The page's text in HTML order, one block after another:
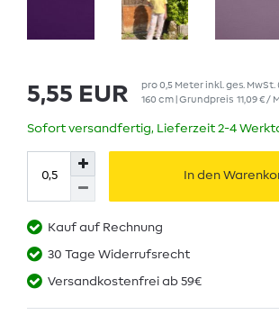
5,55 EUR pro0,5 Meterinkl. ges. MwSt.
160 cm | Grundpreis 11,09 € /
Sofort versandfertig, Lieferzeit 2-4
In den
Kauf auf Rechnung
30 Tage Widerrufsrecht
Versandkostenfrei ab 59€